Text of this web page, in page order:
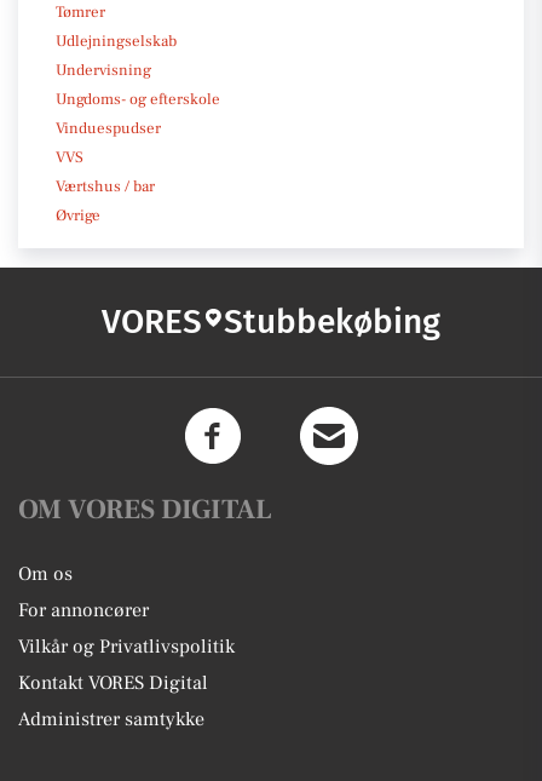
Tømrer
Udlejningselskab
Undervisning
Ungdoms- og efterskole
Vinduespudser
VVS
Værtshus / bar
Øvrige
VORES Stubbekøbing
OM VORES DIGITAL
Om os
For annoncører
Vilkår og Privatlivspolitik
Kontakt VORES Digital
Administrer samtykke